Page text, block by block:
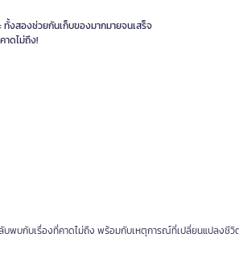
งสองช่วยกันเก็บของมากมายจนเสร็จ
ลับพบกับเรื่องที่คาดไม่ถึง พร้อมกับเหตุการณ์ที่เปลี่ยนแปลงชี